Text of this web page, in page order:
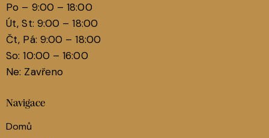
Po – 9:00 – 18:00
Út, St: 9:00 – 18:00
Čt, Pá: 9:00 – 18:00
So: 10:00 – 16:00
Ne: Zavřeno
Navigace
Domů